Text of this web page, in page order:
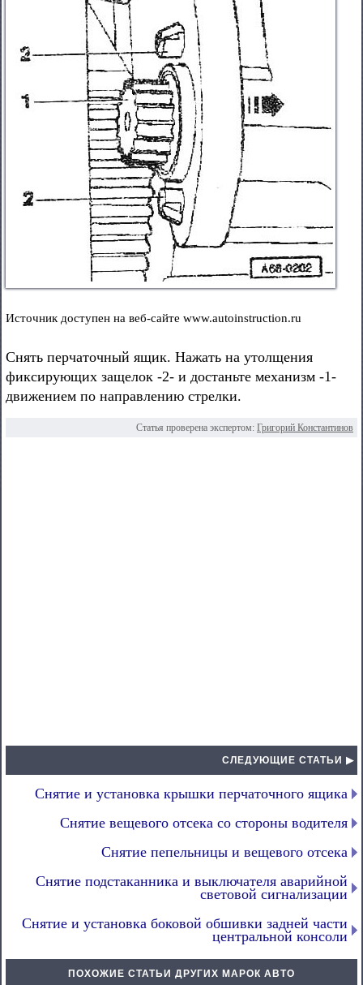
Источник доступен на веб-сайте www.autoinstruction.ru
Снять перчаточный ящик. Нажать на утолщения
фиксирующих защелок -2- и достаньте механизм -1-
движением по направлению стрелки.
Статья проверена экспертом: Григорий Константинов
СЛЕДУЮЩИЕ СТАТЬИ ▶
Снятие и установка крышки перчаточного ящика
Снятие вещевого отсека со стороны водителя
Снятие пепельницы и вещевого отсека
Снятие подстаканника и выключателя аварийной
световой сигнализации
Снятие и установка боковой обшивки задней части
центральной консоли
ПОХОЖИЕ СТАТЬИ ДРУГИХ МАРОК АВТО